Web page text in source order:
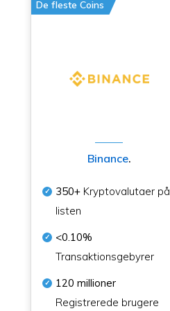
De fleste Coins
Binance.
350+ Kryptovalutaer på
listen
<0.10%
Transaktionsgebyrer
120 millioner
Registrerede brugere